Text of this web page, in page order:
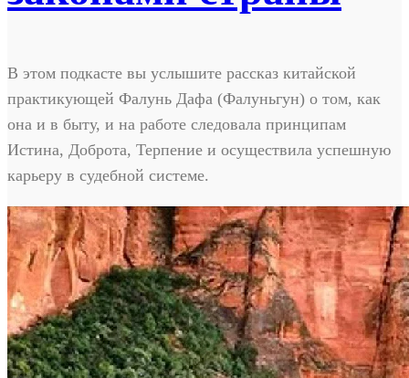
В этом подкасте вы услышите рассказ китайской
практикующей Фалунь Дафа (Фалуньгун) о том, как
она и в быту, и на работе следовала принципам
Истина, Доброта, Терпение и осуществила успешную
карьеру в судебной системе.